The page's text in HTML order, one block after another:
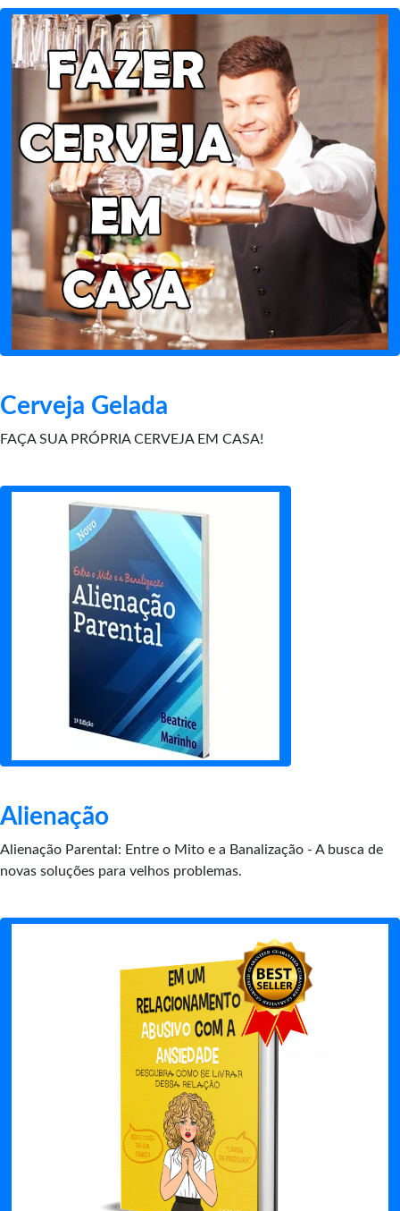
Cerveja Gelada
FAÇA SUA PRÓPRIA CERVEJA EM CASA!
Alienação
Alienação Parental: Entre o Mito e a Banalização - A busca de
novas soluções para velhos problemas.